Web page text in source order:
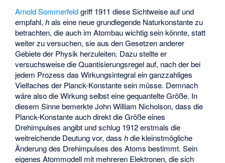
Arnold Sommerfeldgriff 1911 diese Sichtweise auf und
empfahl,hals eine neue grundlegende Naturkonstante zu
betrachten, die auch im Atombau wichtig sein könnte, statt
weiter zu versuchen, sie aus den Gesetzen anderer
Gebiete der Physik herzuleiten. Dazu stellte er
versuchsweise die Quantisierungsregel auf, nach der bei
jedem Prozess das Wirkungsintegral ein ganzzahliges
Vielfaches der Planck-Konstante sein müsse. Demnach
wäre also die Wirkung selbst eine gequantelte Größe. In
diesem Sinne bemerkteJohn William Nicholson, dass die
Planck-Konstante auch direkt die Größe eines
Drehimpulses angibt und schlug 1912 erstmals die
weitreichende Deutung vor, dasshdie kleinstmögliche
Änderung des Drehimpulses des Atoms bestimmt. Sein
eigenes Atommodell mit mehreren Elektronen, die sich